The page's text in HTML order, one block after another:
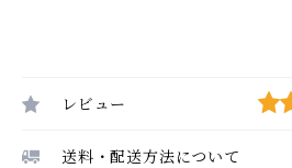
レビュー
送料・配送方法について